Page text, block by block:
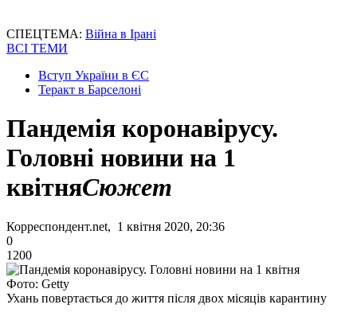
СПЕЦТЕМА: Війна в Ірані
ВСІ ТЕМИ
Вступ України в ЄС
Теракт в Барселоні
Пандемія коронавірусу.
Головні новини на 1
квітняСюжет
Корреспондент.net, 1 квітня 2020, 20:36
0
1200
Фото: Getty
Ухань повертається до життя після двох місяців карантину